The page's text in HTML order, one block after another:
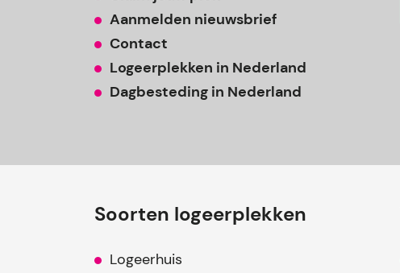
Aanmelden nieuwsbrief
Contact
Logeerplekken in Nederland
Dagbesteding in Nederland
Soorten logeerplekken
Logeerhuis